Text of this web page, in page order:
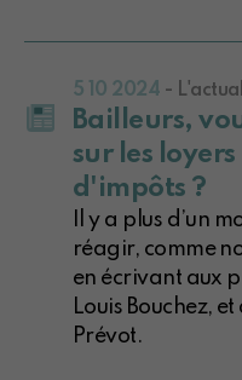
5 10 2024 -
Bailleurs,
sur les
d'impôts ?
Il y a plus d’un
réagir, comme
en écrivant aux
Louis Bouchez,
Prévot.